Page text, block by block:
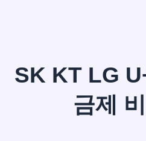
SK KT LG
금제